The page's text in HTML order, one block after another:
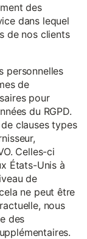
des
dans lequel
de nos clients
personnelles
de
pour
du RGPD.
clauses types
Celles-ci
États-Unis à
de
ne peut être
nous
des